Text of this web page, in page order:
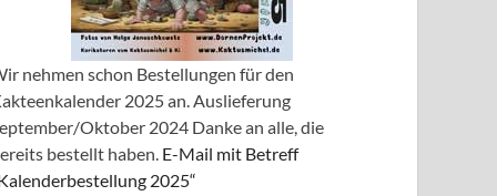
nehmen schon Bestellungen für den
2025 an. Auslieferung
Oktober 2024 Danke an alle, die
bestellt haben. E-Mail mit Betreff
2025“